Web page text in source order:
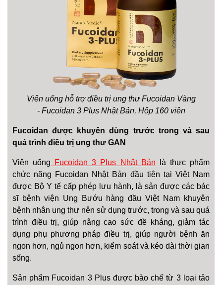
Viên uống hỗ trợ điều trị ung thư Fucoidan Vàng
- Fucoidan 3 Plus Nhật Bản, Hộp 160 viên
Fucoidan được khuyên dùng trước trong và sau
quá trình điều trị ung thư GAN
Viên uống Fucoidan 3 Plus Nhật Bản là thực phẩm
chức năng Fucoidan Nhật Bản đầu tiên tại Việt Nam
được Bộ Y tế cấp phép lưu hành, là sản được các bác
sĩ bệnh viện Ung Bướu hàng đầu Việt Nam khuyên
bệnh nhân ung thư nên sử dụng trước, trong và sau quá
trình điều trị, giúp nâng cao sức đề kháng, giảm tác
dụng phụ phương pháp điều trị, giúp người bệnh ăn
ngon hơn, ngủ ngon hơn, kiểm soát và kéo dài thời gian
sống.
Sản phẩm Fucoidan 3 Plus được bào chế từ 3 loại tảo